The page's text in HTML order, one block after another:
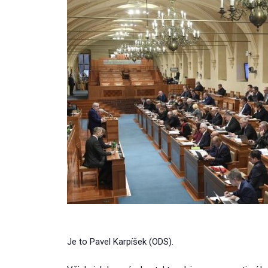
Je to Pavel Karpíšek (ODS).